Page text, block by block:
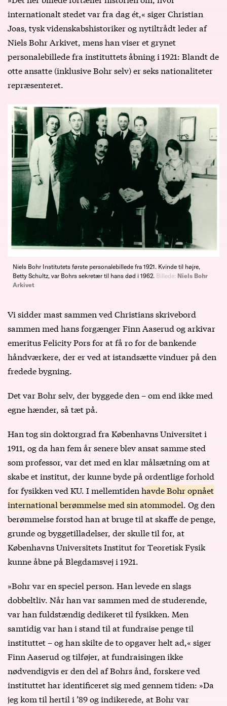
internationalt stedet var fra dag ét,« siger Christian
Joas, tysk videnskabshistoriker og nytiltrådt leder af
Niels Bohr Arkivet, mens han viser et grynet
personalebillede fra instituttets åbning i 1921: Blandt de
otte ansatte (inklusive Bohr selv) er seks nationaliteter
repræsenteret.
Niels Bohr Institutets første personalebillede fra 1921. Kvinde til højre,
Betty Schultz, var Bohrs sekretær til hans død i 1962. Billede: Niels Bohr
Arkivet
Vi sidder mast sammen ved Christians skrivebord
sammen med hans forgænger Finn Aaserud og arkivar
emeritus Felicity Pors for at få ro for de bankende
håndværkere, der er ved at istandsætte vinduer på den
fredede bygning.
Det var Bohr selv, der byggede den – om end ikke med
egne hænder, så tæt på.
Han tog sin doktorgrad fra Københavns Universitet i
1911, og da han fem år senere blev ansat samme sted
som professor, var det med en klar målsætning om at
skabe et institut, der kunne byde på ordentlige forhold
for fysikken ved KU. I mellemtiden havde Bohr opnået
international berømmelse med sin atommodel . Og den
berømmelse forstod han at bruge til at skaffe de penge,
grunde og byggetilladelser, der skulle til for, at
Københavns Universitets Institut for Teoretisk Fysik
kunne åbne på Blegdamsvej i 1921.
»Bohr var en speciel person. Han levede en slags
dobbeltliv. Når han var sammen med de studerende,
var han fuldstændig dedikeret til fysikken. Men
samtidig var han i stand til at fundraise penge til
instituttet – og han skilte de to opgaver helt ad,« siger
Finn Aaserud og tilføjer, at fundraisingen ikke
nødvendigvis er den del af Bohrs ånd, forskere ved
instituttet har identificeret sig med gennem tiden: »Da
jeg kom til hertil i ’89 og indikerede, at Bohr var